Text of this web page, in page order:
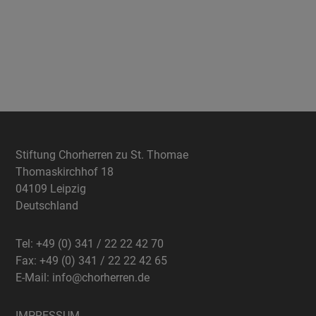
Stiftung Chorherren zu St. Thomae
Thomaskirchhof 18
04109 Leipzig
Deutschland
Tel: +49 (0) 341 / 22 22 42 70
Fax: +49 (0) 341 / 22 22 42 65
E-Mail: info@chorherren.de